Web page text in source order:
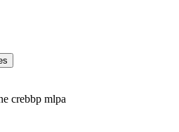
crebbp mlpa